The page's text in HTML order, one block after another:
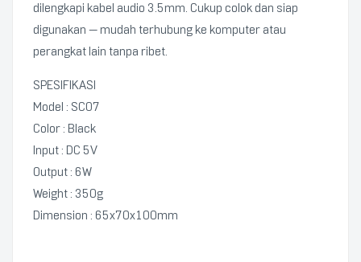
dilengkapi kabel audio 3.5mm. Cukup colok dan siap
digunakan — mudah terhubung ke komputer atau
perangkat lain tanpa ribet.
SPESIFIKASI
Model : SC07
Color : Black
Input : DC 5V
Output : 6W
Weight : 350g
Dimension : 65x70x100mm